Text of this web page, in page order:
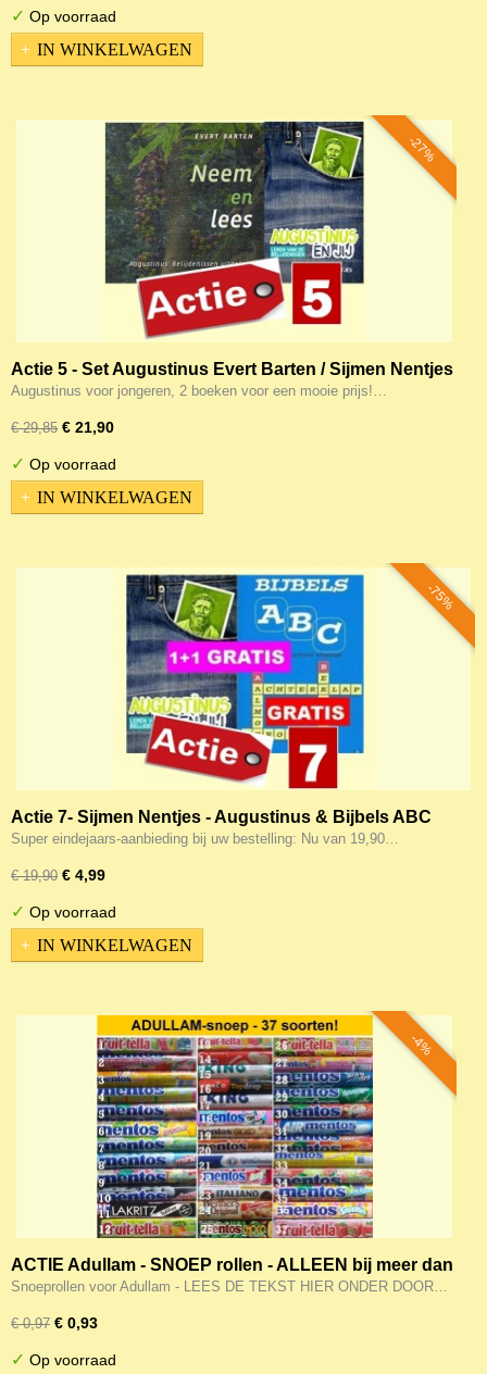
✓ Op voorraad
IN WINKELWAGEN
-27%
Actie 5 - Set Augustinus Evert Barten / Sijmen Nentjes
Augustinus voor jongeren, 2 boeken voor een mooie prijs!…
€ 29,85 € 21,90
✓ Op voorraad
IN WINKELWAGEN
-75%
Actie 7- Sijmen Nentjes - Augustinus & Bijbels ABC
Gratis Nu dus van 19,90 voor slechts 4,99
Super eindejaars-aanbieding bij uw bestelling: Nu van 19,90…
€ 19,90 € 4,99
✓ Op voorraad
IN WINKELWAGEN
-4%
ACTIE Adullam - SNOEP rollen - ALLEEN bij meer dan
25 euro aan boeken/muziek
Snoeprollen voor Adullam - LEES DE TEKST HIER ONDER DOOR…
€ 0,97 € 0,93
✓ Op voorraad